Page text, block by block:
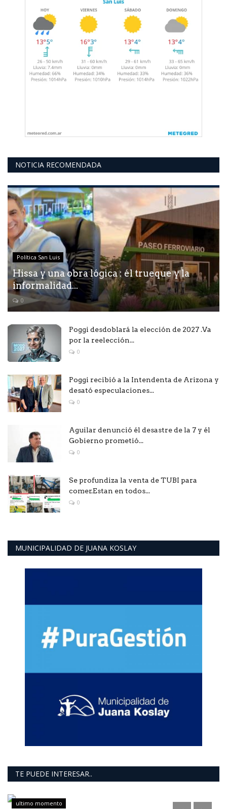
NOTICIA RECOMENDADA
Política San Luis
Hissa y una obra lógica : él trueque y la
informalidad...
0
Poggi desdoblará la elección de 2027 .Va
por la reelección...
0
Poggi recibió a la Intendenta de Arizona y
desató especulaciones...
0
Aguilar denunció él desastre de la 7 y él
Gobierno prometió...
0
Se profundiza la venta de TUBI para
comer.Estan en todos...
0
MUNICIPALIDAD DE JUANA KOSLAY
TE PUEDE INTERESAR..
ultimo momento